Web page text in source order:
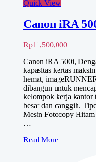
Quick View
Canon iRA
Rp11,500,000
Canon iRA 500i,
kapasitas kertas
hemat,
dibangun untuk
kelompok kerja kantor
besar dan canggih.
Mesin Fotocopy Hitam
…
Canon
Read More